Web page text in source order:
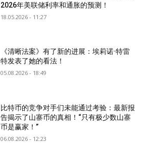
2026年美联储利率和通胀的预测！
18.05.2026 - 11:27
《清晰法案》有了新的进展：埃莉诺·特雷
特发表了她的看法！
05.08.2026 - 18:49
比特币的竞争对手们未能通过考验：最新报
告揭示了山寨币的真相！“只有极少数山寨
币是赢家！”
06.08.2026 - 12:23